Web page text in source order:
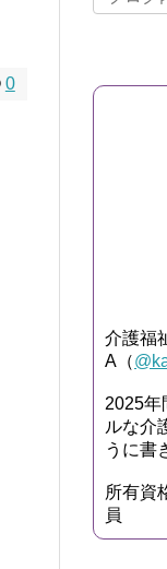
0
介護福
A（
2025年
ルな介
うに書
所有資
員